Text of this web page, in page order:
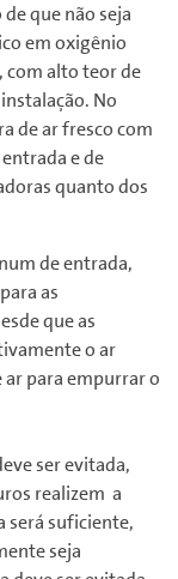
que não seja
em oxigênio
com alto teor de
No
de ar fresco com
e de
quanto dos
de entrada,
as
que as
o ar
ar para empurrar o
ser evitada,
realizem a
será suficiente,
seja